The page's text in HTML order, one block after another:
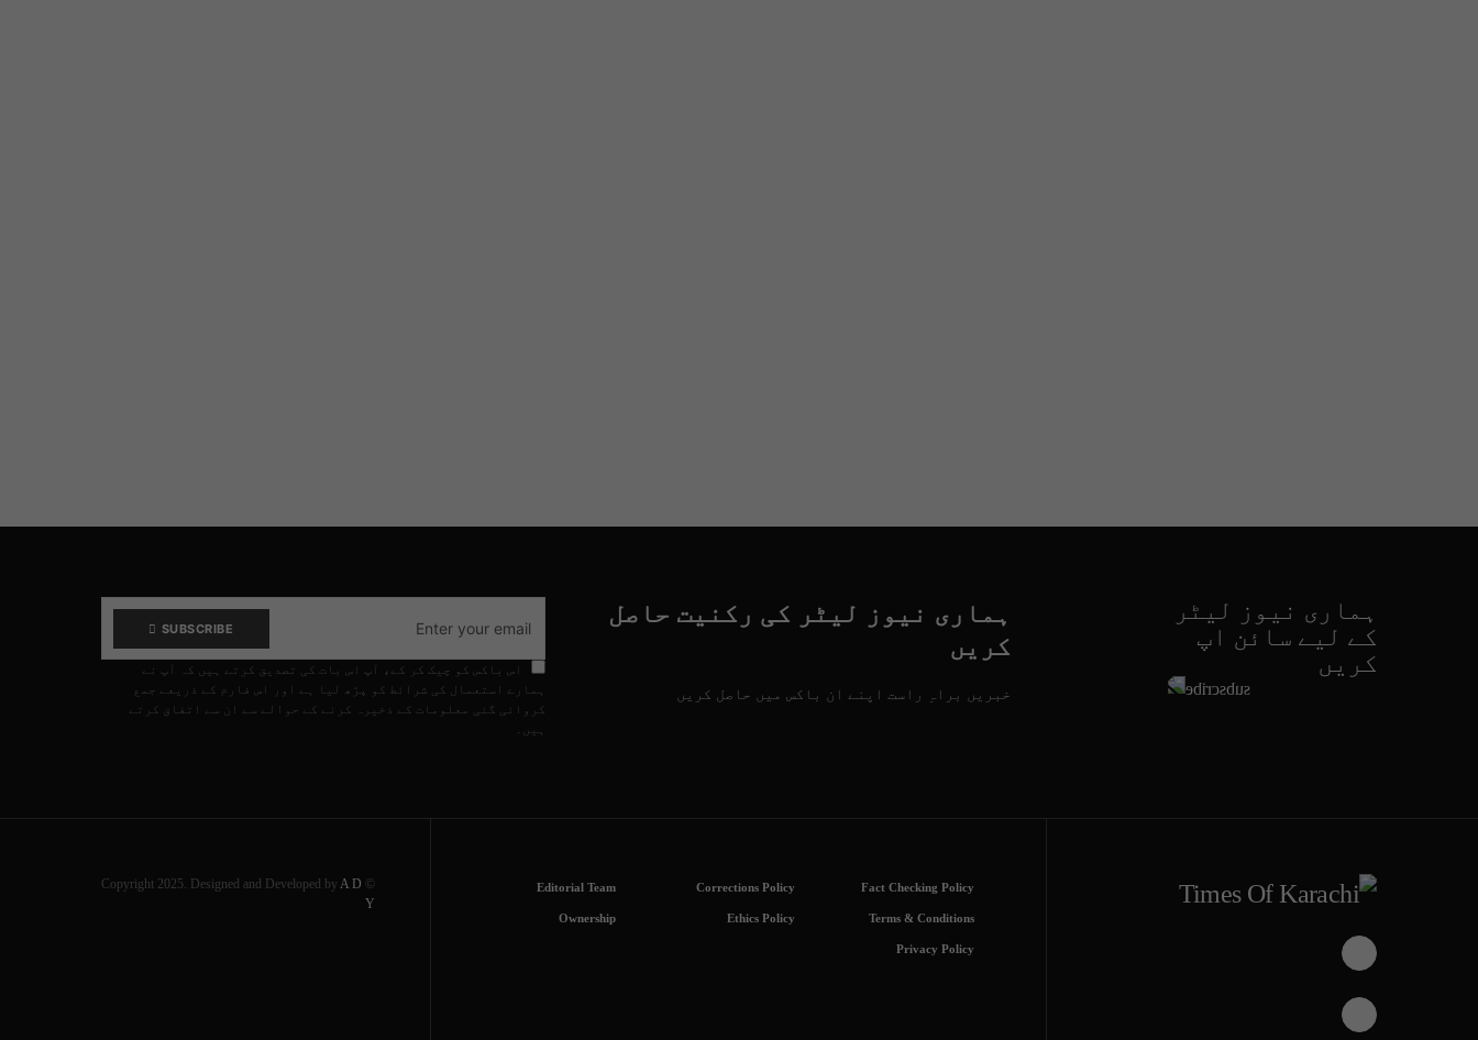
ہماری نیوز لیٹر
کے لیے سائن اپ
کریں
ہماری نیوز لیٹر کی رکنیت حاصل
کریں
خبریں براہِ راست اپنے ان باکس میں حاصل کریں
SUBSCRIBE
اس باکس کو چیک کر کے، آپ اس بات کی تصدیق کرتے ہیں کہ آپ نے
ہمارے استعمال کی شرائط کو پڑھ لیا ہے اور اس فارم کے ذریعے جمع
کروائی گئی معلومات کے ذخیرہ کرنے کے حوالے سے ان سے اتفاق کرتے
ہیں۔
Fact Checking Policy
Corrections Policy
Editorial Team
Terms & Conditions
Ethics Policy
Ownership
Privacy Policy
© Copyright 2025. Designed and Developed by
A D
Y